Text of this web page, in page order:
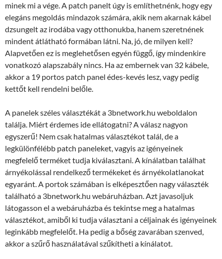
minek mi a vége. A patch panelt úgy is említhetnénk, hogy egy
elegáns megoldás mindazok számára, akik nem akarnak kábel
dzsungelt az irodába vagy otthonukba, hanem szeretnének
mindent átlátható formában látni. Na, jó, de milyen kell?
Alapvetően ez is meglehetősen egyén függő, így mindenkire
vonatkozó alapszabály nincs. Ha az embernek van 32 kábele,
akkor a 19 portos patch panel édes-kevés lesz, vagy pedig
kettőt kell rendelni belőle.
A panelek széles választékát a 3bnetwork.hu weboldalon
találja. Miért érdemes ide ellátogatni? A válasz nagyon
egyszerű! Nem csak hatalmas választékot talál, de a
legkülönfélébb patch paneleket, vagyis az igényeinek
megfelelő terméket tudja kiválasztani. A kínálatban találhat
árnyékolással rendelkező termékeket és árnyékolatlanokat
egyaránt. A portok számában is elképesztően nagy választék
található a 3bnetwork.hu webáruházban. Azt javasoljuk
látogasson el a webáruházba és tekintse meg a hatalmas
választékot, amiből ki tudja választani a céljainak és igényeinek
leginkább megfelelőt. Ha pedig a bőség zavarában szenved,
akkor a szűrő használatával szűkítheti a kínálatot.